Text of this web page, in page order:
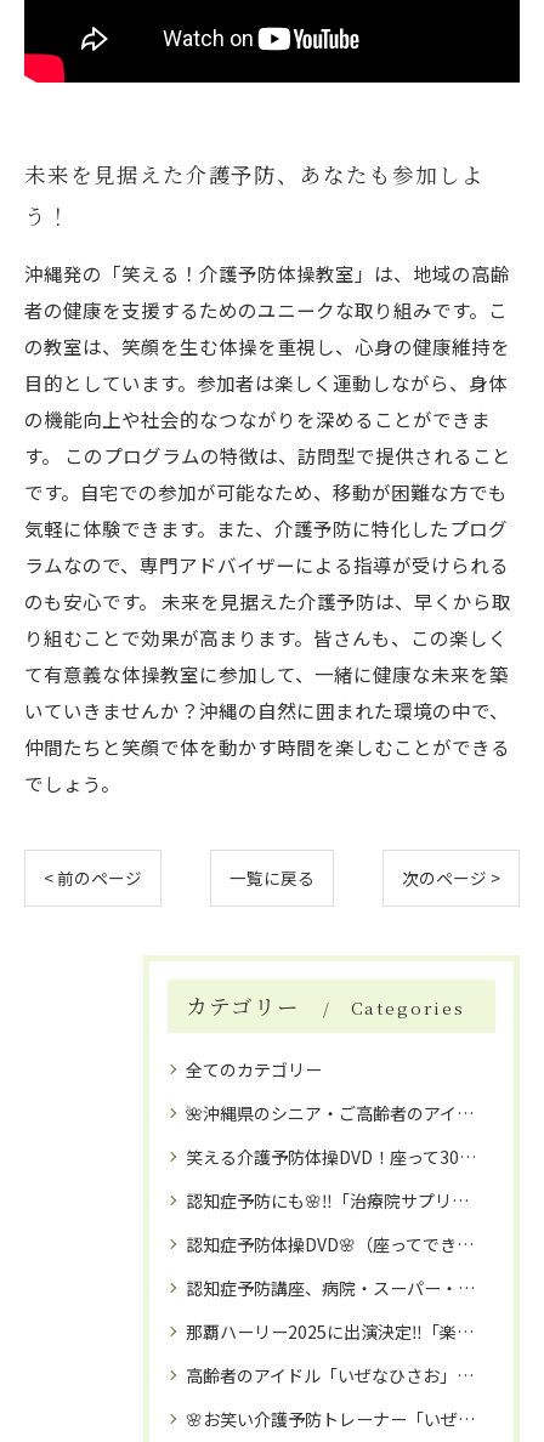
未来を見据えた介護予防、あなたも参加しよ
う！
沖縄発の「笑える！介護予防体操教室」は、地域の高齢
者の健康を支援するためのユニークな取り組みです。こ
の教室は、笑顔を生む体操を重視し、心身の健康維持を
目的としています。参加者は楽しく運動しながら、身体
の機能向上や社会的なつながりを深めることができま
す。 このプログラムの特徴は、訪問型で提供されること
です。自宅での参加が可能なため、移動が困難な方でも
気軽に体験できます。また、介護予防に特化したプログ
ラムなので、専門アドバイザーによる指導が受けられる
のも安心です。 未来を見据えた介護予防は、早くから取
り組むことで効果が高まります。皆さんも、この楽しく
て有意義な体操教室に参加して、一緒に健康な未来を築
いていきませんか？沖縄の自然に囲まれた環境の中で、
仲間たちと笑顔で体を動かす時間を楽しむことができる
でしょう。
< 前のページ 一覧に戻る 次のページ >
カテゴリー Categories
全てのカテゴリー
🌺沖縄県のシニア・ご高齢者のアイドル：いぜなひさお氏の魅力とは🌺介護予防体操講師・タレント活動（お笑い☺・歌手🎤等）
笑える介護予防体操DVD！座って30分、楽しく続く高齢者向け体操の決定版
認知症予防にも🌸‼️「治療院サプリ（健康補助食品）」🌺筋肉・関節・骨に栄養補給‼️
認知症予防体操DVD🌸（座ってできる楽しい３０分の介護予防体操DVD🌈）
認知症予防講座、病院・スーパー・などのイベントコラボにも🌈訪問「笑える❗️介護予防体操教室」で、笑顔で元気に🌸❗️❗️
那覇ハーリー2025に出演決定‼️「楽しい‼️介護予防体操教室」🌺講師：いぜなひさお
高齢者のアイドル「いぜなひさお」氏の、「笑える‼️介護予防体操教室」🌺とは
🌸お笑い介護予防トレーナー「いぜなひさお」氏の、「笑える‼️介護予防・リハビリ体操教室」が沖縄を拠点に、日本全国へ話題に🌸‼️